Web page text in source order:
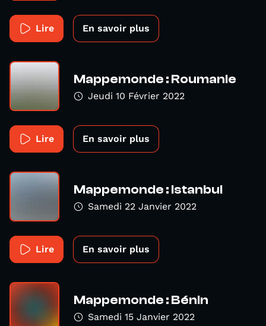
Lire En savoir plus
Mappemonde : Roumanie
Jeudi 10 Février 2022
Lire En savoir plus
Mappemonde : Istanbul
Samedi 22 Janvier 2022
Lire En savoir plus
Mappemonde : Bénin
Samedi 15 Janvier 2022